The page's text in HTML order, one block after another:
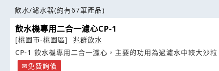
飲水/濾水器(約有67筆產品)
飲水機專用二合一濾心CP-1
[桃園市-桃園區]
兆群飲水
CP-1 飲水機專用二合一濾心，主要的功用為過濾水中較大沙粒
免費詢價